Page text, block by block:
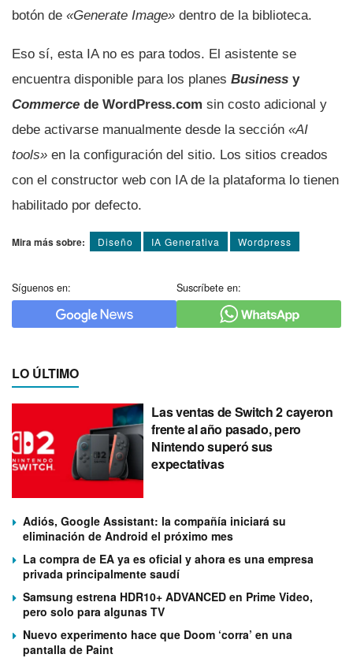
botón de «Generate Image» dentro de la biblioteca.
Eso sí, esta IA no es para todos. El asistente se
encuentra disponible para los planes Business y
Commerce de WordPress.com sin costo adicional y
debe activarse manualmente desde la sección «AI
tools» en la configuración del sitio. Los sitios creados
con el constructor web con IA de la plataforma lo tienen
habilitado por defecto.
Mira más sobre: Diseño IA Generativa Wordpress
Síguenos en: Suscríbete en:
LO ÚLTIMO
Las ventas de Switch 2 cayeron
frente al año pasado, pero
Nintendo superó sus
expectativas
Adiós, Google Assistant: la compañía iniciará su
eliminación de Android el próximo mes
La compra de EA ya es oficial y ahora es una empresa
privada principalmente saudí
Samsung estrena HDR10+ ADVANCED en Prime Video,
pero solo para algunas TV
Nuevo experimento hace que Doom ‘corra’ en una
pantalla de Paint